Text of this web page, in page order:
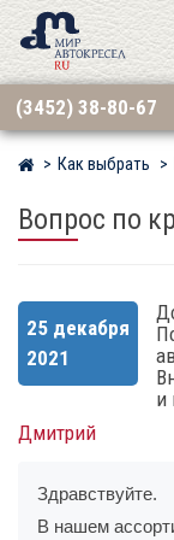
(3452) 38-80-67
Мир детских
Как выбрать
Вопрос по
25 декабря
2021
и
Дмитрий
Здравствуйте.
В нашем